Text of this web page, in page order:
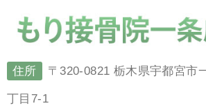
住所 〒320-0821 栃木県宇都宮市
丁目7-1